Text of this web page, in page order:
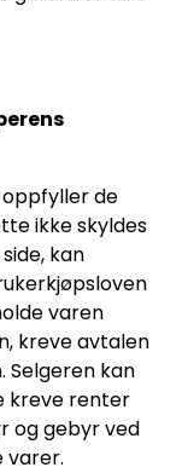
de
ikke skyldes
kan
varen
kreve avtalen
Selgeren kan
kreve renter
og gebyr ved
varer.